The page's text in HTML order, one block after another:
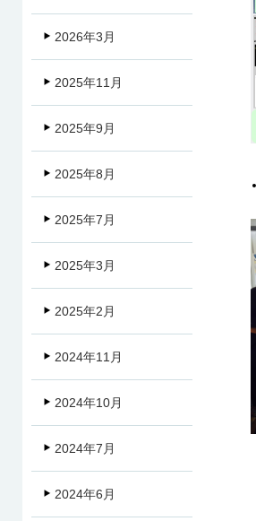
2026年3月
2025年11月
2025年9月
2025年8月
2025年7月
2025年3月
2025年2月
2024年11月
2024年10月
2024年7月
2024年6月